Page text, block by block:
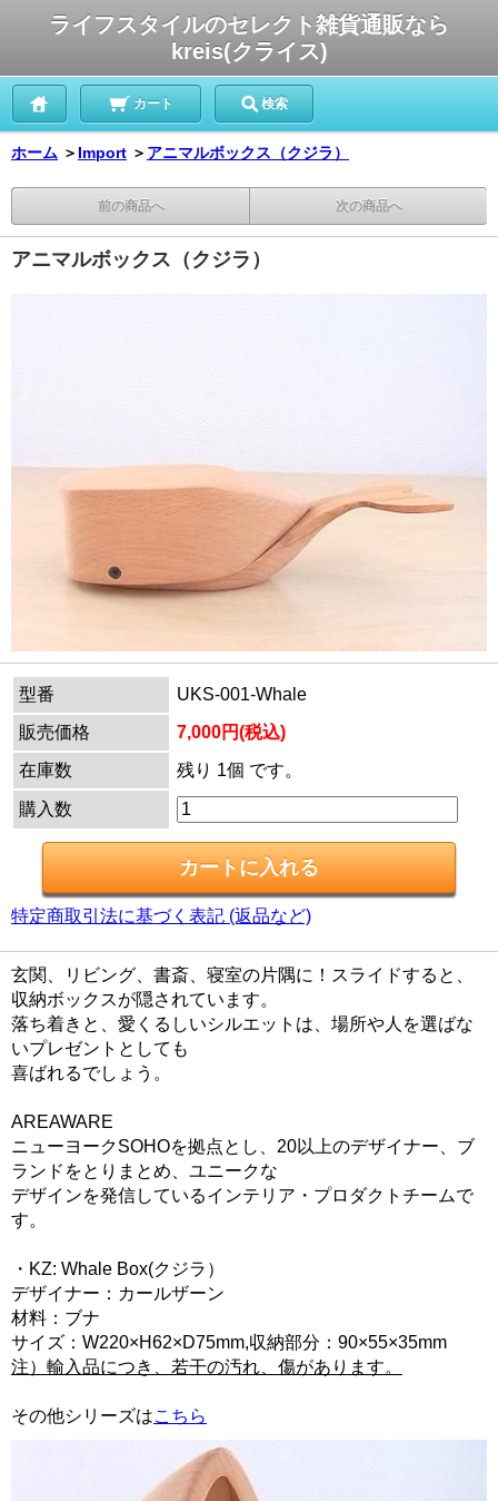
ライフスタイルのセレクト雑貨通販なら
kreis(クライス)
カート 検索
ホーム ＞ Import ＞ アニマルボックス（クジラ）
前の商品へ 次の商品へ
アニマルボックス（クジラ）
型番
UKS-001-Whale
販売価格
7,000円(税込)
在庫数
残り 1個 です。
購入数
特定商取引法に基づく表記 (返品など)
玄関、リビング、書斎、寝室の片隅に！スライドすると、
収納ボックスが隠されています。
落ち着きと、愛くるしいシルエットは、場所や人を選ばな
いプレゼントとしても
喜ばれるでしょう。
AREAWARE
ニューヨークSOHOを拠点とし、20以上のデザイナー、ブ
ランドをとりまとめ、ユニークな
デザインを発信しているインテリア・プロダクトチームで
す。
・KZ: Whale Box(クジラ）
デザイナー：カールザーン
材料：ブナ
サイズ：W220×H62×D75mm,収納部分：90×55×35mm
注）輸入品につき、若干の汚れ、傷があります。
その他シリーズはこちら